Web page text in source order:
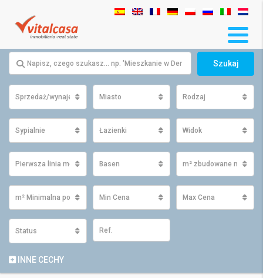
Szukaj
Sprzedaż/wynajem Miasto Rodzaj
Sypialnie Łazienki Widok
Pierwsza linia morza Basen m² zbudowane
m² Minimalna powierzchnia działki
Min Cena Max Cena
Status
INNE CECHY